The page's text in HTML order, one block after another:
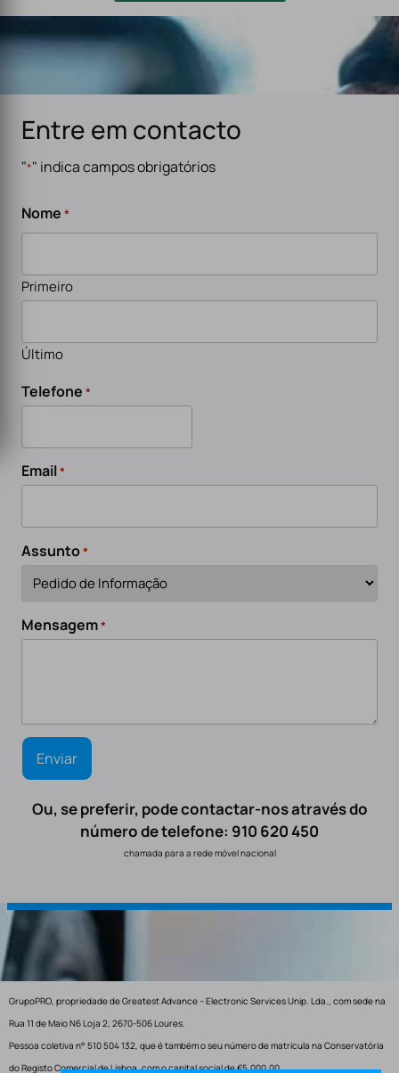
Entre em contacto
"*" indica campos obrigatórios
Nome *
Primeiro
Último
Telefone *
Email*
Assunto*
Mensagem*
Ou, se preferir, pode contactar-nos através do
número de telefone: 910 620 450
chamada para a rede móvel nacional
GrupoPRO, propriedade de Greatest Advance – Electronic Services Unip. Lda., com sede na
Rua 11 de Maio N6 Loja 2, 2670-506 Loures.
Pessoa coletiva n° 510 504 132, que é também o seu número de matrícula na Conservatória
do Registo Comercial de Lisboa, com o capital social de €5.000,00.